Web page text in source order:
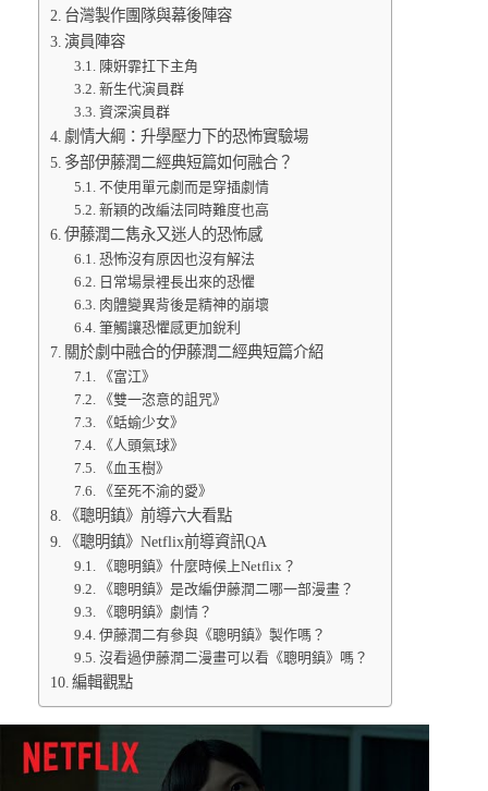
台灣製作團隊與幕後陣容
演員陣容
陳姸霏扛下主角
新生代演員群
資深演員群
劇情大綱：升學壓力下的恐怖實驗場
多部伊藤潤二經典短篇如何融合？
不使用單元劇而是穿插劇情
新穎的改編法同時難度也高
伊藤潤二雋永又迷人的恐怖感
恐怖沒有原因也沒有解法
日常場景裡長出來的恐懼
肉體變異背後是精神的崩壞
筆觸讓恐懼感更加銳利
關於劇中融合的伊藤潤二經典短篇介紹
《富江》
《雙一恣意的詛咒》
《蛞蝓少女》
《人頭氣球》
《血玉樹》
《至死不渝的愛》
《聰明鎮》前導六大看點
《聰明鎮》Netflix前導資訊QA
《聰明鎮》什麼時候上Netflix？
《聰明鎮》是改編伊藤潤二哪一部漫畫？
《聰明鎮》劇情？
伊藤潤二有參與《聰明鎮》製作嗎？
沒看過伊藤潤二漫畫可以看《聰明鎮》嗎？
編輯觀點